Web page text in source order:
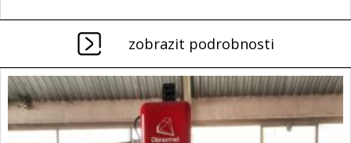
zobrazit podrobnosti